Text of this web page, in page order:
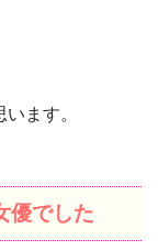
ます。
優でした